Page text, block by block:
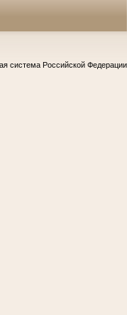
система Российской